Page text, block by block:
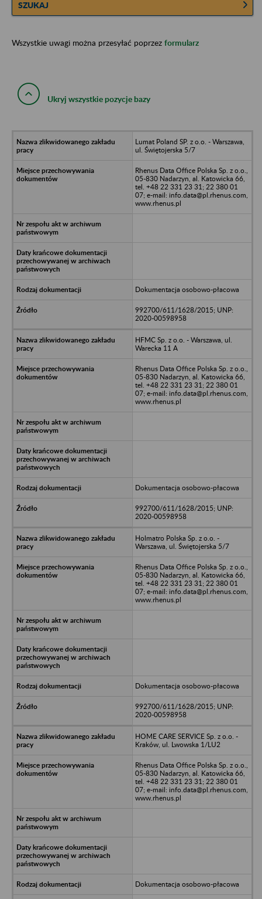
SZUKAJ
Wszystkie uwagi można przesyłać poprzez formularz
Ukryj wszystkie pozycje bazy
Lumat Poland SP. z o.o. - Warszawa,
ul. Świętojerska 5/7
Rhenus Data Office Polska Sp. z o.o.,
05-830 Nadarzyn, al. Katowicka 66,
tel. +48 22 331 23 31; 22 380 01
07; e-mail: info.data@pl.rhenus.com,
www.rhenus.pl
Dokumentacja osobowo-płacowa
992700/611/1628/2015; UNP:
2020-00598958
HFMC Sp. z o.o. - Warszawa, ul.
Warecka 11 A
Rhenus Data Office Polska Sp. z o.o.,
05-830 Nadarzyn, al. Katowicka 66,
tel. +48 22 331 23 31; 22 380 01
07; e-mail: info.data@pl.rhenus.com,
www.rhenus.pl
Dokumentacja osobowo-płacowa
992700/611/1628/2015; UNP:
2020-00598958
Holmatro Polska Sp. z o.o. -
Warszawa, ul. Świętojerska 5/7
Rhenus Data Office Polska Sp. z o.o.,
05-830 Nadarzyn, al. Katowicka 66,
tel. +48 22 331 23 31; 22 380 01
07; e-mail: info.data@pl.rhenus.com,
www.rhenus.pl
Dokumentacja osobowo-płacowa
992700/611/1628/2015; UNP:
2020-00598958
HOME CARE SERVICE Sp. z o.o. -
Kraków, ul. Lwowska 1/LU2
Rhenus Data Office Polska Sp. z o.o.,
05-830 Nadarzyn, al. Katowicka 66,
tel. +48 22 331 23 31; 22 380 01
07; e-mail: info.data@pl.rhenus.com,
www.rhenus.pl
Dokumentacja osobowo-płacowa